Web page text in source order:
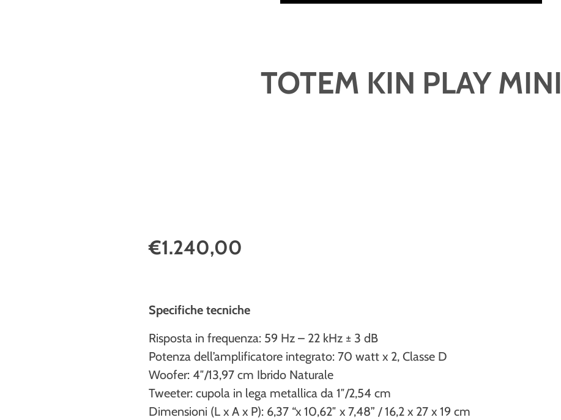
TOTEM KIN PLAY MINI
€1.240,00
Specifiche tecniche
Risposta in frequenza: 59 Hz – 22 kHz ± 3 dB
Potenza dell’amplificatore integrato: 70 watt x 2, Classe D
Woofer: 4″/13,97 cm Ibrido Naturale
Tweeter: cupola in lega metallica da 1″/2,54 cm
Dimensioni (L x A x P): 6,37 “x 10,62″ x 7,48” / 16,2 x 27 x 19 cm